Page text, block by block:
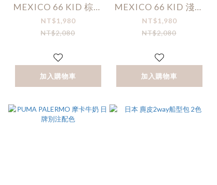
MEXICO 66 KID 棕底
米虎爪紋
NT$1,980
NT$2,080
加入購物車
MEXICO 66 KID 淺棕
底深棕虎爪紋
NT$1,980
NT$2,080
加入購物車